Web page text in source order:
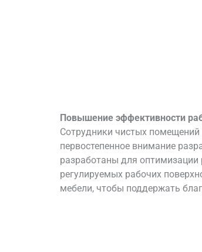
Повышение эффективности
Сотрудники чистых
первостепенное внимание
разработаны для оптимизации
регулируемых рабочих
мебели, чтобы поддержать